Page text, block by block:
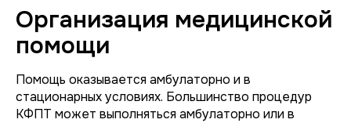
Организация медицинской
помощи
Помощь оказывается амбулаторно и в
стационарных условиях. Большинство процедур
КФПТ может выполняться амбулаторно или в